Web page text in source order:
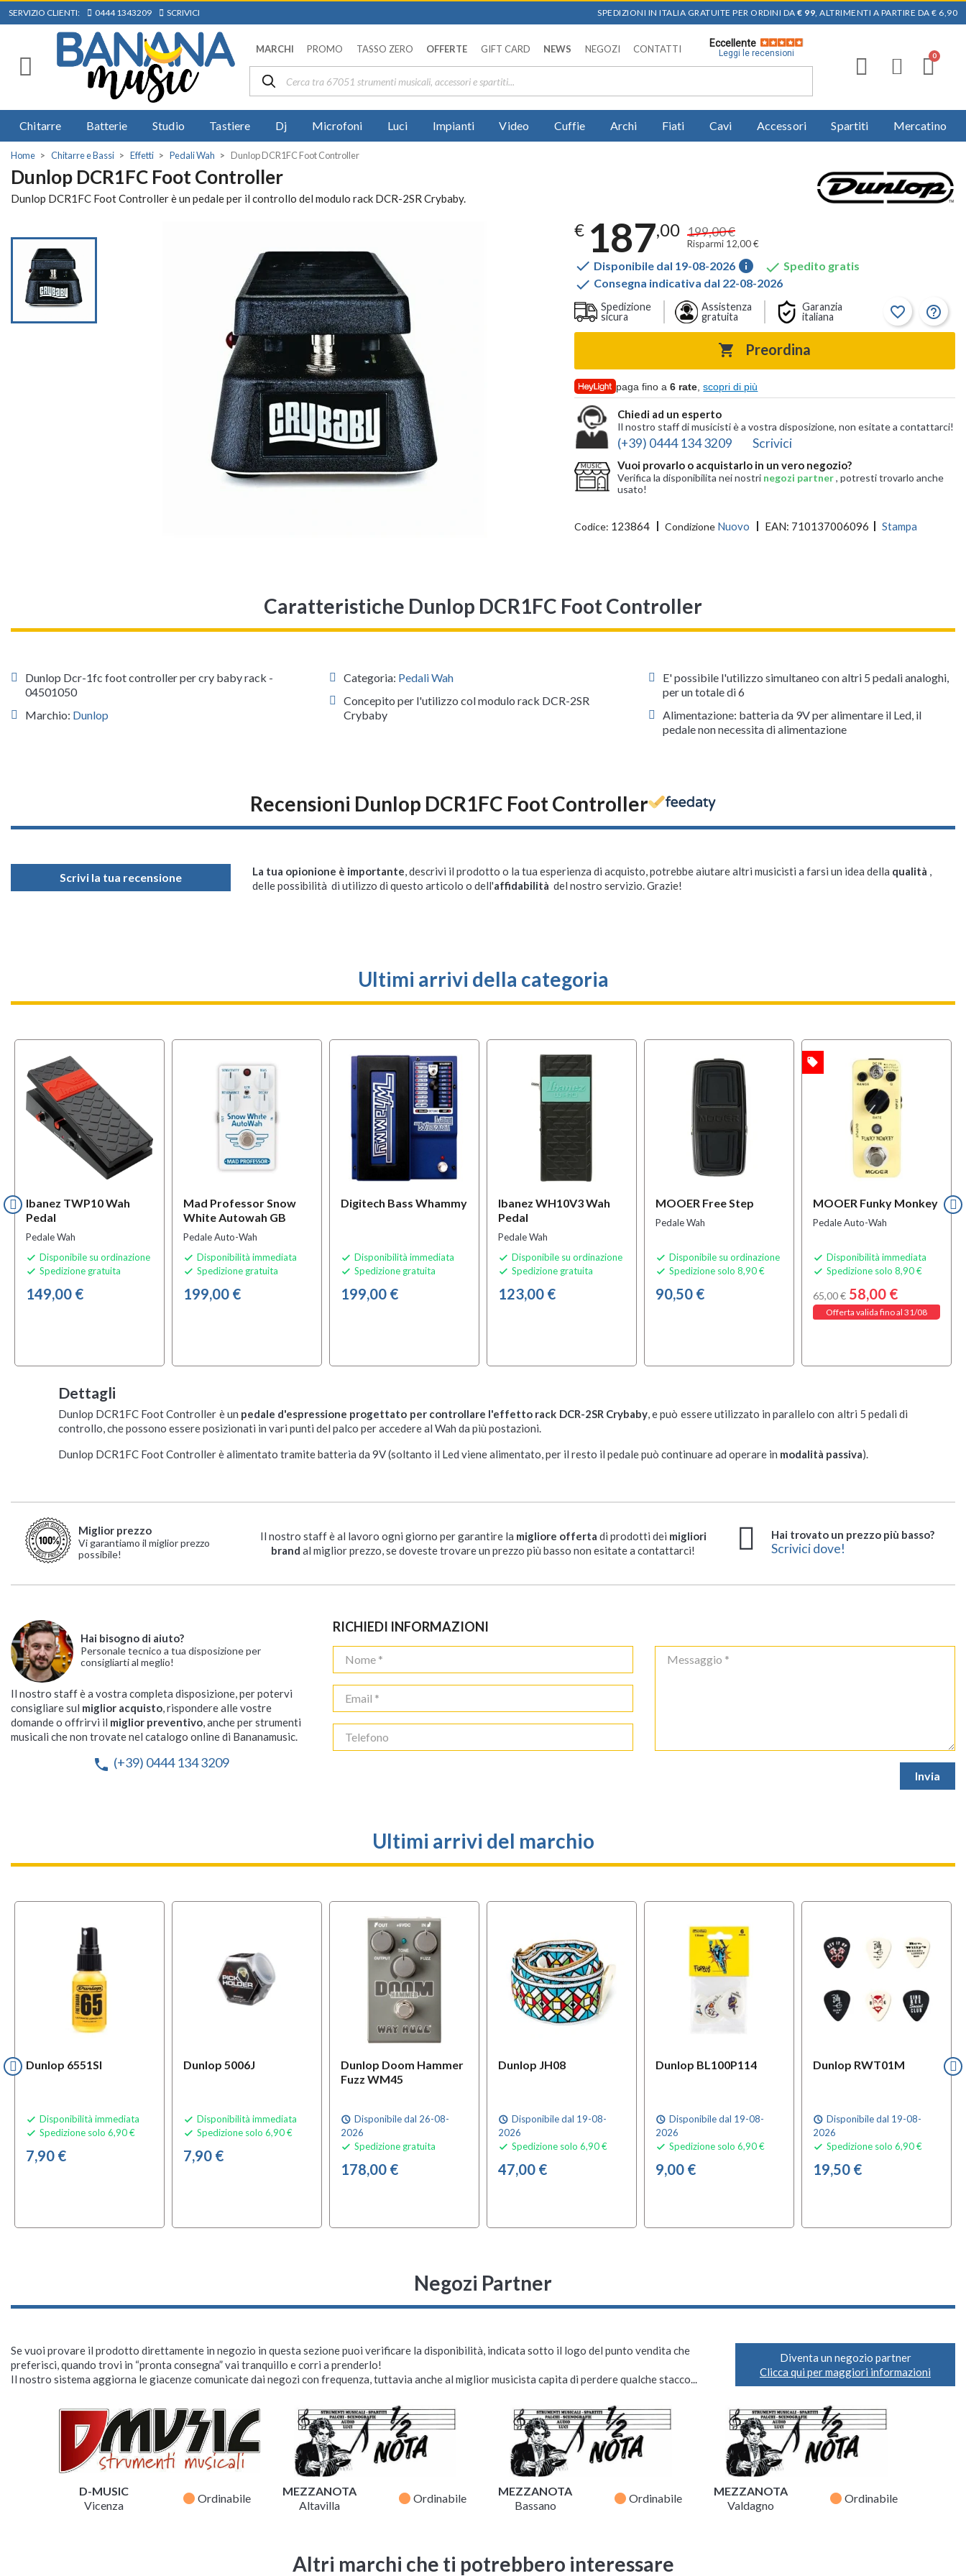
SERVIZIO CLIENTI: 0444 1343209 SCRIVICI SPEDIZIONI IN ITALIA GRATUITE PER ORDINI DA € 99, ALTRIMENTI A PARTIRE DA € 6,90
MARCHI PROMO TASSO ZERO OFFERTE GIFT CARD NEWS NEGOZI CONTATTI
Eccellente
Leggi le recensioni
Chitarre Batterie Studio Tastiere Dj Microfoni Luci Impianti Video Cuffie Archi Fiati Cavi Accessori Spartiti Mercatino
Home Chitarre e Bassi Effetti Pedali Wah Dunlop DCR1FC Foot Controller
Dunlop DCR1FC Foot Controller
Dunlop DCR1FC Foot Controller è un pedale per il controllo del modulo rack DCR-2SR Crybaby.
€ 187,00 199,00 €
Risparmi 12,00 €
 Disponibile dal 19-08-2026 info  Spedito gratis
 Consegna indicativa dal 22-08-2026
Spedizione
sicura
Assistenza
gratuita
Garanzia
italiana
favorite_border help_outline
 Preordina
paga fino a6 rate ,scopri di più
Chiedi ad un esperto
Il nostro staff di musicisti è a vostra disposizione, non esitate a contattarci!
(+39) 0444 134 3209 Scrivici
Vuoi provarlo o acquistarlo in un vero negozio?
Verifica la disponibilita nei nostri negozi partner, potresti trovarlo anche
usato!
Codice: 123864 Condizione Nuovo EAN: 710137006096 Stampa
Caratteristiche Dunlop DCR1FC Foot Controller
Dunlop Dcr-1fc foot controller per cry baby rack -
04501050
Marchio: Dunlop
Categoria: Pedali Wah
Concepito per l'utilizzo col modulo rack DCR-2SR
Crybaby
E' possibile l'utilizzo simultaneo con altri 5 pedali analoghi,
per un totale di 6
Alimentazione: batteria da 9V per alimentare il Led, il
pedale non necessita di alimentazione
Recensioni Dunlop DCR1FC Foot Controller
Scrivi la tua recensione La tua opionione è importante, descrivi il prodotto o la tua esperienza di acquisto, potrebbe aiutare altri musicisti a farsi un idea della qualità ,
delle possibilità di utilizzo di questo articolo o dell'affidabilità del nostro servizio. Grazie!
Ultimi arrivi della categoria
Ibanez TWP10 Wah
Pedal
Pedale Wah
 Disponibile su ordinazione
 Spedizione gratuita
149,00 €
Mad Professor Snow
White Autowah GB
Pedale Auto-Wah
 Disponibilità immediata
 Spedizione gratuita
199,00 €
Digitech Bass Whammy
 Disponibilità immediata
 Spedizione gratuita
199,00 €
Ibanez WH10V3 Wah
Pedal
Pedale Wah
 Disponibile su ordinazione
 Spedizione gratuita
123,00 €
MOOER Free Step
Pedale Wah
 Disponibile su ordinazione
 Spedizione solo 8,90 €
90,50 €
MOOER Funky Monkey
Pedale Auto-Wah
 Disponibilità immediata
 Spedizione solo 8,90 €
65,00 € 58,00 €
Offerta valida fino al 31/08
local_offer
Dettagli
Dunlop DCR1FC Foot Controller è un pedale d'espressione progettato per controllare l'effetto rack DCR-2SR Crybaby, e può essere utilizzato in parallelo con altri 5 pedali di
controllo, che possono essere posizionati in vari punti del palco per accedere al Wah da più postazioni.
Dunlop DCR1FC Foot Controller è alimentato tramite batteria da 9V (soltanto il Led viene alimentato, per il resto il pedale può continuare ad operare in modalità passiva).
Miglior prezzo
Vi garantiamo il miglior prezzo
possibile!
Il nostro staff è al lavoro ogni giorno per garantire la migliore offerta di prodotti dei migliori
brand al miglior prezzo, se doveste trovare un prezzo più basso non esitate a contattarci!
Hai trovato un prezzo più basso?
Scrivici dove!
Hai bisogno di aiuto?
Personale tecnico a tua disposizione per
consigliarti al meglio!
Il nostro staff è a vostra completa disposizione, per potervi
consigliare sul miglior acquisto, rispondere alle vostre
domande o offrirvi il miglior preventivo, anche per strumenti
musicali che non trovate nel catalogo online di Bananamusic.
phone (+39) 0444 134 3209
RICHIEDI INFORMAZIONI
Ultimi arrivi del marchio
Dunlop 6551SI
 Disponibilità immediata
 Spedizione solo 6,90 €
7,90 €
Dunlop 5006J
 Disponibilità immediata
 Spedizione solo 6,90 €
7,90 €
Dunlop Doom Hammer
Fuzz WM45
schedule Disponibile dal 26-08-
2026
 Spedizione gratuita
178,00 €
Dunlop JH08
schedule Disponibile dal 19-08-
2026
 Spedizione solo 6,90 €
47,00 €
Dunlop BL100P114
schedule Disponibile dal 19-08-
2026
 Spedizione solo 6,90 €
9,00 €
Dunlop RWT01M
schedule Disponibile dal 19-08-
2026
 Spedizione solo 6,90 €
19,50 €
Negozi Partner
Se vuoi provare il prodotto direttamente in negozio in questa sezione puoi verificare la disponibilità, indicata sotto il logo del punto vendita che
preferisci, quando trovi in “pronta consegna” vai tranquillo e corri a prenderlo!
Il nostro sistema aggiorna le giacenze comunicate dai negozi con frequenza, tuttavia anche al miglior musicista capita di perdere qualche stacco...
Diventa un negozio partner
Clicca qui per maggiori informazioni
D-MUSIC
Vicenza
fiber_manual_record Ordinabile
MEZZANOTA
Altavilla
fiber_manual_record Ordinabile
MEZZANOTA
Bassano
fiber_manual_record Ordinabile
MEZZANOTA
Valdagno
fiber_manual_record Ordinabile
Altri marchi che ti potrebbero interessare